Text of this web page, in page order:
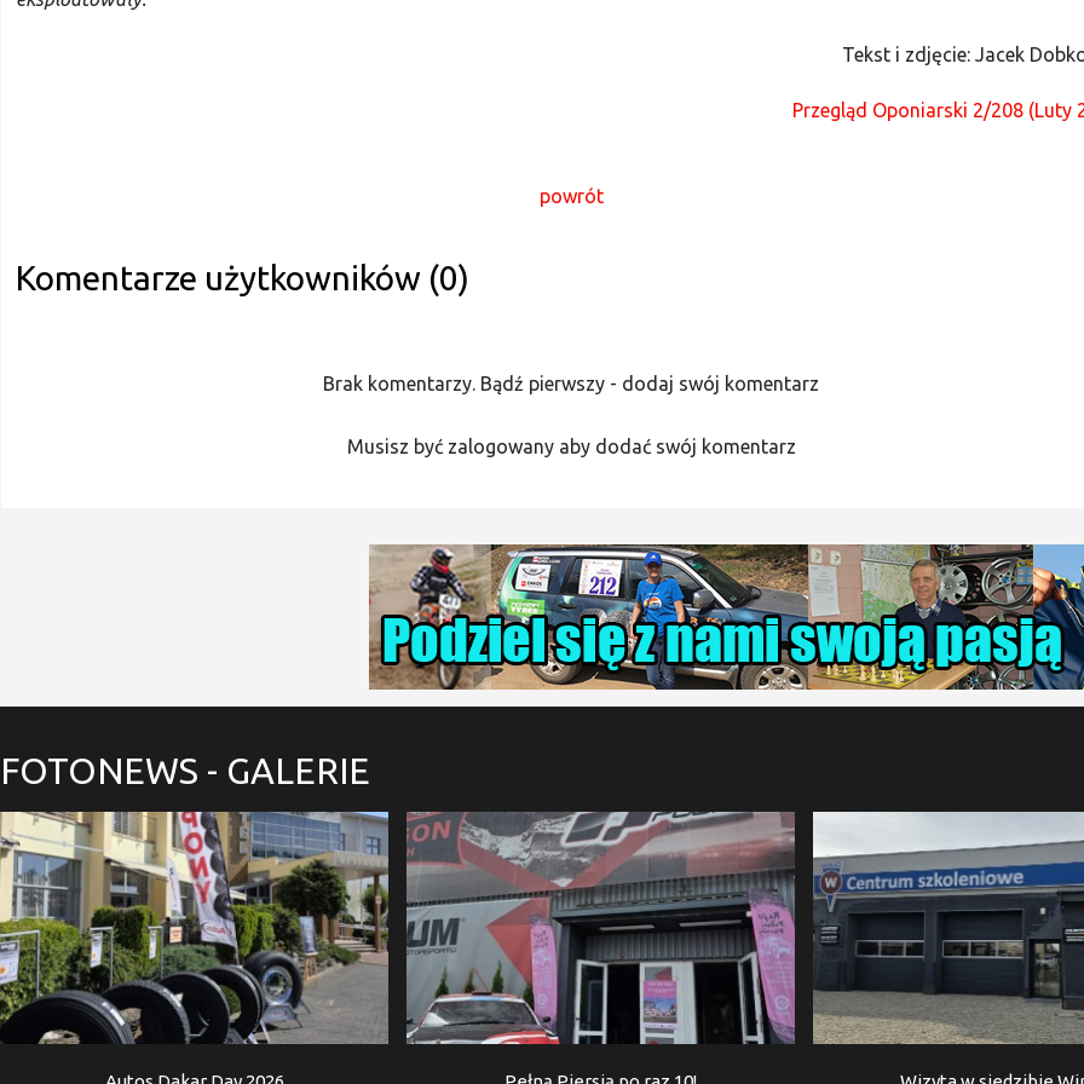
Tekst i zdjęcie: Jacek
Przegląd Oponiarski 2/208 (Luty
powrót
Komentarze użytkowników (0)
Brak komentarzy. Bądź pierwszy - dodaj swój komentarz
Musisz być zalogowany aby dodać swój komentarz
FOTONEWS - GALERIE